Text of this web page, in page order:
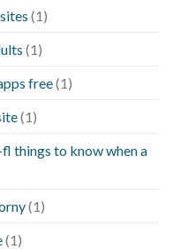
(1)
(1)
free(1)
(1)
things to know when a
(1)
(1)